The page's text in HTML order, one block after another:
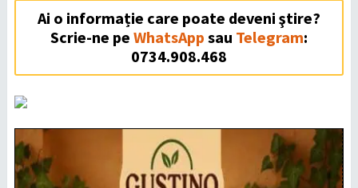
Ai o informație care poate deveni ştire?
Scrie-ne pe WhatsApp sau Telegram:
0734.908.468